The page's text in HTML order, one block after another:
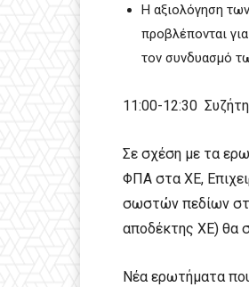
Η αξιολόγηση
προβλέπονται
τον συνδυασμό
11:00-12:30
Σε σχέση με τα
ΦΠΑ στα ΧΕ,
σωστών πεδίων
αποδέκτης ΧΕ) θα
Νέα ερωτήματα